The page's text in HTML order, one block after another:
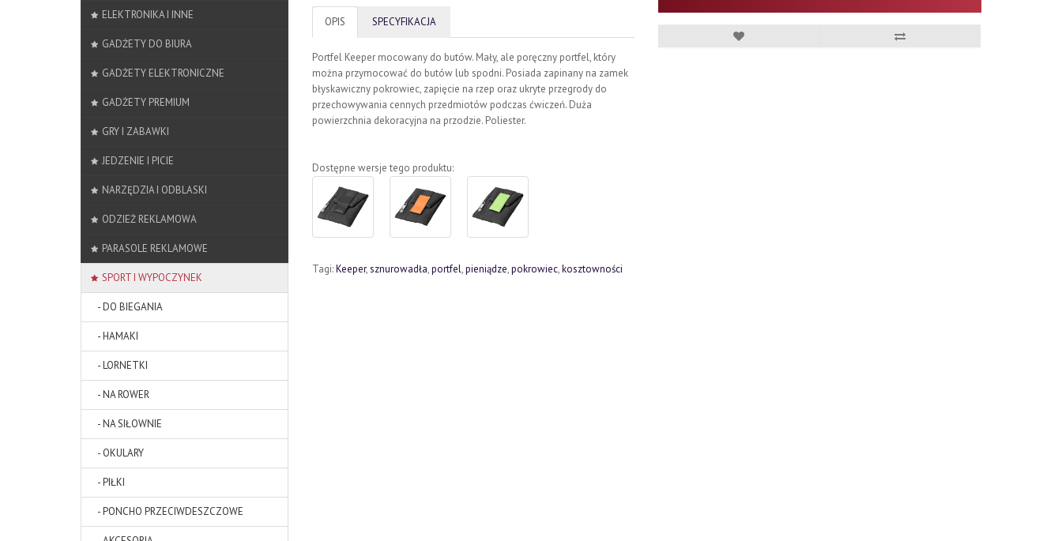
ELEKTRONIKA I INNE
GADŻETY DO BIURA
GADŻETY ELEKTRONICZNE
GADŻETY PREMIUM
GRY I ZABAWKI
JEDZENIE I PICIE
NARZĘDZIA I ODBLASKI
ODZIEŻ REKLAMOWA
PARASOLE REKLAMOWE
SPORT I WYPOCZYNEK
- DO BIEGANIA
- HAMAKI
- LORNETKI
- NA ROWER
- NA SIŁOWNIE
- OKULARY
- PIŁKI
- PONCHO PRZECIWDESZCZOWE
OPIS SPECYFIKACJA
Portfel Keeper mocowany do butów. Mały, ale poręczny portfel, który
można przymocować do butów lub spodni. Posiada zapinany na zamek
błyskawiczny pokrowiec, zapięcie na rzep oraz ukryte przegrody do
przechowywania cennych przedmiotów podczas ćwiczeń. Duża
powierzchnia dekoracyjna na przodzie. Poliester.
Dostępne wersje tego produktu:
Tagi:Keeper,sznurowadła,portfel,pieniądze,pokrowiec,kosztowności